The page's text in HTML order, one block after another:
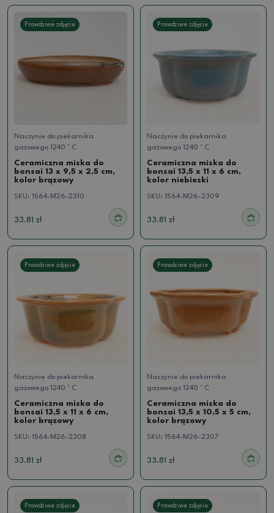
Prawdziwe zdjęcie
Naczynie do piekarnika
gazowego 1240 ° C
Ceramiczna miska do
bonsai 13 x 9,5 x 2,5 cm,
kolor brązowy
SKU: 1564-M26-2310
33.81 zł
Prawdziwe zdjęcie
Naczynie do piekarnika
gazowego 1240 ° C
Ceramiczna miska do
bonsai 13,5 x 11 x 6 cm,
kolor niebieski
SKU: 1564-M26-2309
33.81 zł
Prawdziwe zdjęcie
Naczynie do piekarnika
gazowego 1240 ° C
Ceramiczna miska do
bonsai 13,5 x 11 x 6 cm,
kolor brązowy
SKU: 1564-M26-2308
33.81 zł
Prawdziwe zdjęcie
Naczynie do piekarnika
gazowego 1240 ° C
Ceramiczna miska do
bonsai 13,5 x 10,5 x 5 cm,
kolor brązowy
SKU: 1564-M26-2307
33.81 zł
Prawdziwe zdjęcie Prawdziwe zdjęcie